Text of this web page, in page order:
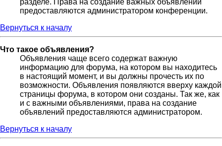
разделе. Права на создание важных объявлений
предоставляются администратором конференции.
Вернуться к началу
Что такое объявления?
Объявления чаще всего содержат важную
информацию для форума, на котором вы находитесь
в настоящий момент, и вы должны прочесть их по
возможности. Объявления появляются вверху каждой
страницы форума, в котором они созданы. Так же, как
и с важными объявлениями, права на создание
объявлений предоставляются администратором.
Вернуться к началу